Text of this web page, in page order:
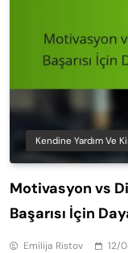
Kendine Yardım Ve
Motivasyon vs
Başarısı İçin
Emilija Ristov 12/